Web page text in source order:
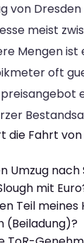
von
meist
Mengen ist
oft
die Fahrt
Umzug nach
mit
Teil
(Beiladung)?